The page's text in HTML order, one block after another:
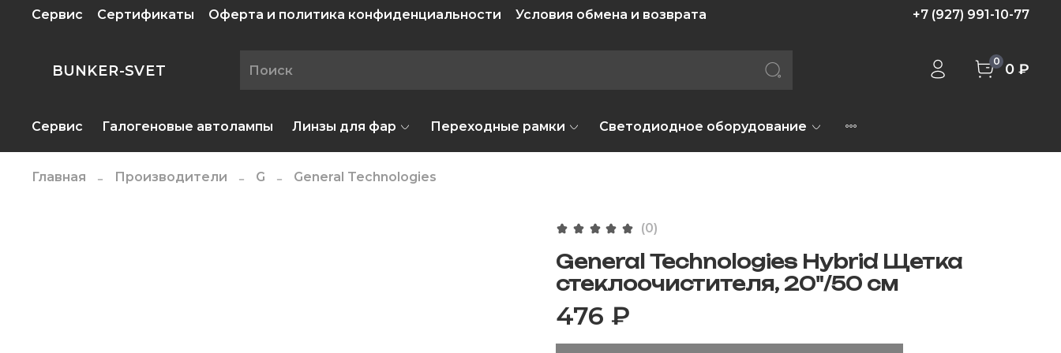
Сервис Сертификаты Оферта и политика конфиденциальности Условия обмена и возврата +7 (927) 991-10-77
BUNKER-SVET
0 0 ₽
Сервис Галогеновые автолампы Линзы для фар Переходные рамки Светодиодное оборудование
Главная Производители G General Technologies
(0)
General Technologies Hybrid Щетка
стеклоочистителя, 20"/50 см
476 ₽